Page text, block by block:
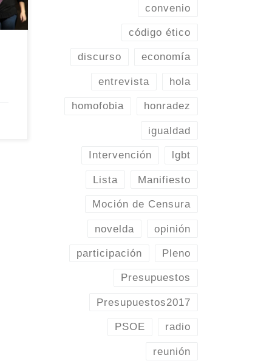
convenio
código ético
discurso economía
entrevista hola
homofobia honradez
igualdad
Intervención lgbt
Lista Manifiesto
Moción de Censura
novelda opinión
participación Pleno
Presupuestos
Presupuestos2017
PSOE radio
reunión